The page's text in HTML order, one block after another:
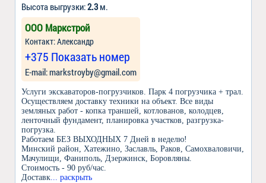
Высота выгрузки:2.3м.
ООО Маркстрой
Контакт: Александр
+375 Показать номер
Е-mail: markstroyby@gmail.com
Услуги экскаваторов-погрузчиков. Парк 4 погрузчика + трал.
Осуществляем доставку техники на объект. Все виды
земляных работ - копка траншей, котлованов, колодцев,
ленточный фундамент, планировка участков, разгрузка-
погрузка.
Работаем БЕЗ ВЫХОДНЫХ 7 Дней в неделю!
Минский район, Хатежино, Заславль, Раков, Самохваловичи,
Мачулищи, Фаниполь, Дзержинск, Боровляны.
Стоимость - 90 руб/час.
Доставк ... раскрыть